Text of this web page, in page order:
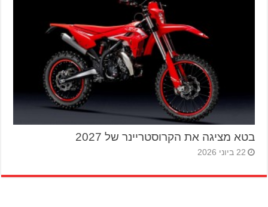
בטא מציגה את הקרוסטריינר של 2027
22 ביוני 2026